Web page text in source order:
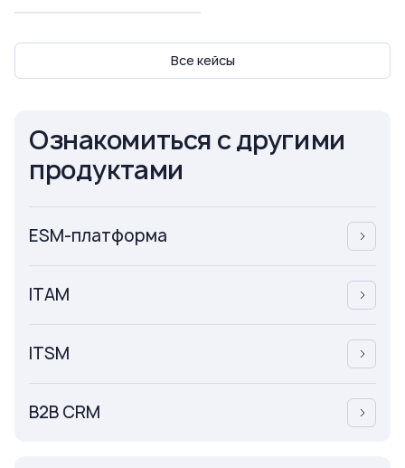
Все кейсы
Ознакомиться с другими
продуктами
ESM-платформа
ITAM
ITSM
B2B CRM